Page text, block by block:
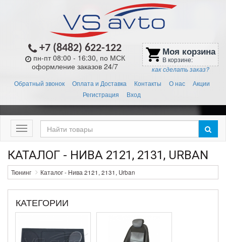
+7 (8482) 622-122
пн-пт 08:00 - 16:30, по МСК
оформление заказов 24/7
shopping_cart Моя корзина
В корзине:
как сделать заказ?
Обратный звонок Оплата и Доставка Контакты О нас
Акции
Регистрация
Вход
Меню
КАТАЛОГ - НИВА 2121, 2131, URBAN
Тюнинг Каталог - Нива 2121, 2131, Urban
КАТЕГОРИИ